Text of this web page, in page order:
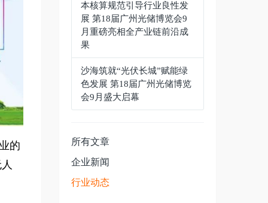
的
本核算规范引导行业良性发
展 第18届广州光储博览会9
月重磅亮相全产业链前沿成
果
沙海筑就“光伏长城”赋能绿
色发展 第18届广州光储博览
会9月盛大启幕
所有文章
企业新闻
行业动态